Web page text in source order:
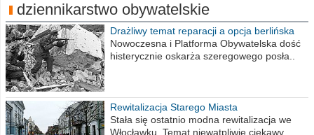
dziennikarstwo obywatelskie
Drażliwy temat reparacji a opcja berlińska
Nowoczesna i Platforma Obywatelska dość
histerycznie oskarża szeregowego posła..
Rewitalizacja Starego Miasta
Stała się ostatnio modna rewitalizacja we
Włocławku. Temat niewątpliwie ciekawy...